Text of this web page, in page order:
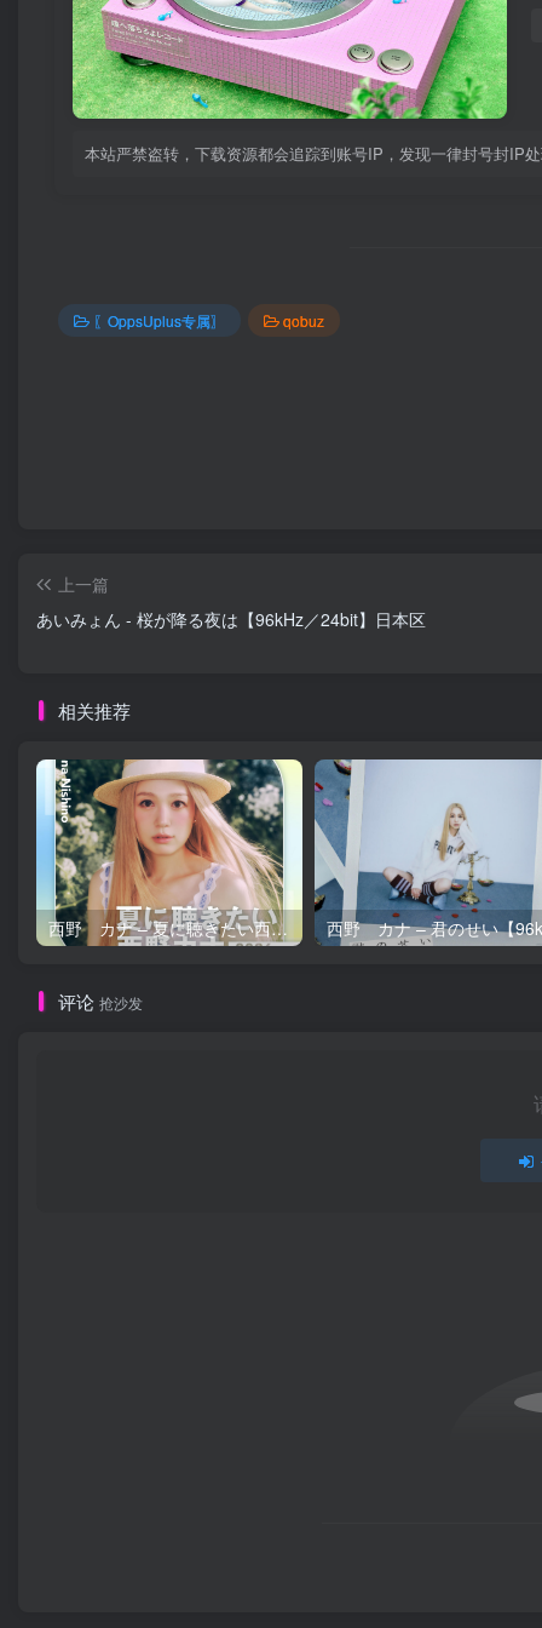
本站严禁盗转，下载资源都会追踪到账号IP，发现一律封号封IP
〖OppsUplus专属〗 qobuz
上一篇
あいみょん - 桜が降る夜は【96kHz／24bit】日本区
相关推荐
西野 カナ – 夏に聴きたい西野カナ2026【44.1kHz／16bit】日本区
评论 抢沙发